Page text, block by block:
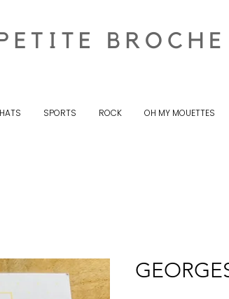
SPORTS ROCK OH MY MOUETTES